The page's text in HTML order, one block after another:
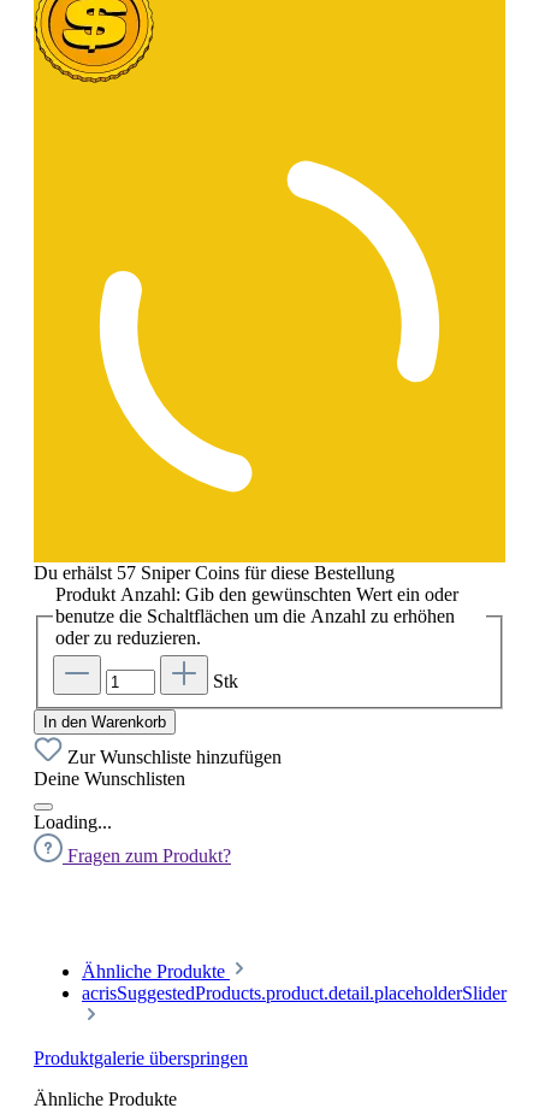
Du erhälst 57 Sniper Coins für diese Bestellung
Produkt Anzahl: Gib den gewünschten Wert ein oder
benutze die Schaltflächen um die Anzahl zu erhöhen
oder zu reduzieren.
Stk
In den Warenkorb
Zur Wunschliste hinzufügen
Deine Wunschlisten
Loading...
Fragen zum Produkt?
Ähnliche Produkte
acrisSuggestedProducts.product.detail.placeholderSlider
Produktgalerie überspringen
Ähnliche Produkte